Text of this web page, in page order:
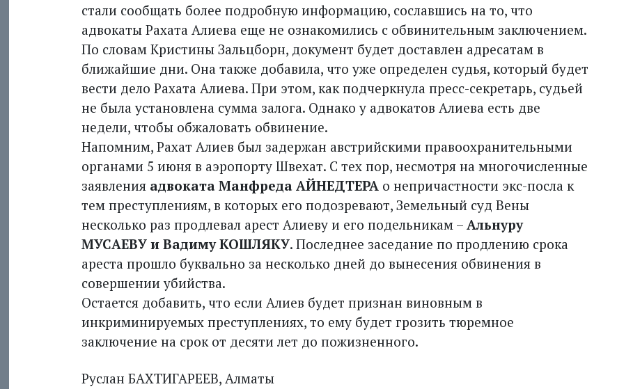
стали сообщать более подробную информацию, сославшись на то, что
адвокаты Рахата Алиева еще не ознакомились с обвинительным заключением.
По словам Кристины Зальцборн, документ будет доставлен адресатам в
ближайшие дни. Она также добавила, что уже определен судья, который будет
вести дело Рахата Алиева. При этом, как подчеркнула пресс-секретарь, судьей
не была установлена сумма залога. Однако у адвокатов Алиева есть две
недели, чтобы обжаловать обвинение.
Напомним, Рахат Алиев был задержан австрийскими правоохранительными
органами 5 июня в аэропорту Швехат. С тех пор, несмотря на многочисленные
заявления адвоката Манфреда АЙНЕДТЕРА о непричастности экс-посла к
тем преступлениям, в которых его подозревают, Земельный суд Вены
несколько раз продлевал арест Алиеву и его подельникам – Альнуру
МУСАЕВУ и Вадиму КОШЛЯКУ. Последнее заседание по продлению срока
ареста прошло буквально за несколько дней до вынесения обвинения в
совершении убийства.
Остается добавить, что если Алиев будет признан виновным в
инкриминируемых преступлениях, то ему будет грозить тюремное
заключение на срок от десяти лет до пожизненного.
Руслан БАХТИГАРЕЕВ, Алматы